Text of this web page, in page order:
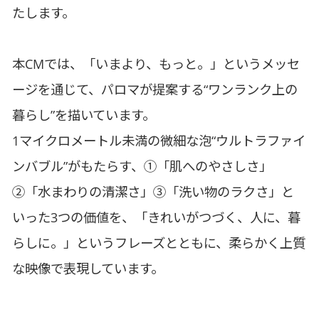
たします。
本CMでは、「いまより、もっと。」というメッセ
ージを通じて、パロマが提案する“ワンランク上の
暮らし”を描いています。
1マイクロメートル未満の微細な泡“ウルトラファイ
ンバブル”がもたらす、①「肌へのやさしさ」
②「水まわりの清潔さ」③「洗い物のラクさ」と
いった3つの価値を、「きれいがつづく、人に、暮
らしに。」というフレーズとともに、柔らかく上質
な映像で表現しています。